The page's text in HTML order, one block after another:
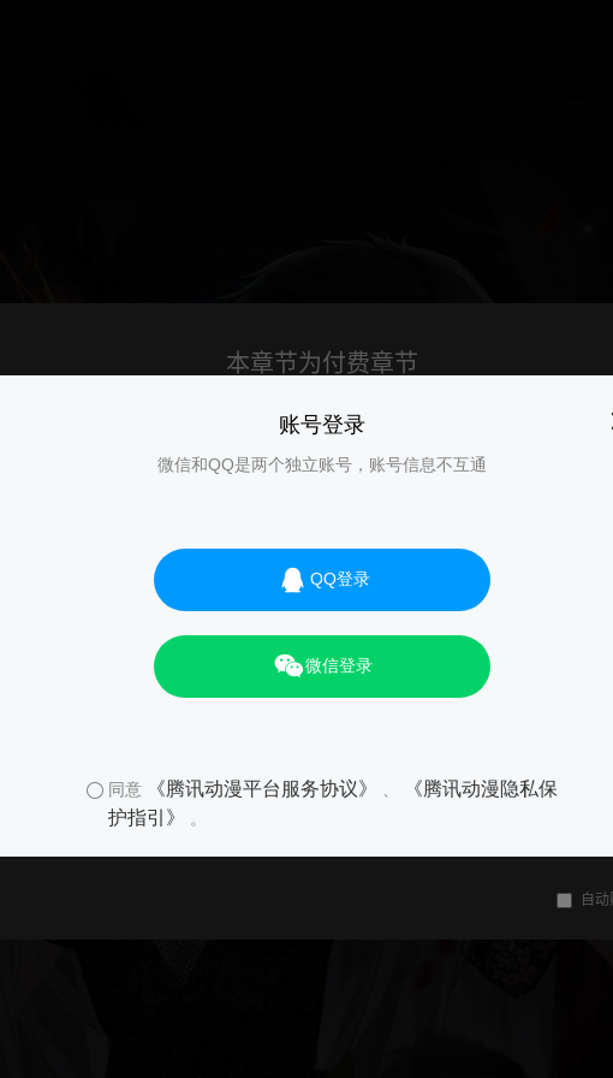
账号登录
微信和QQ是两个独立账号，账号信息不互通
QQ登录
微信登录
同意 《腾讯动漫平台服务协议》
《腾讯动漫隐私保
护指引》
。